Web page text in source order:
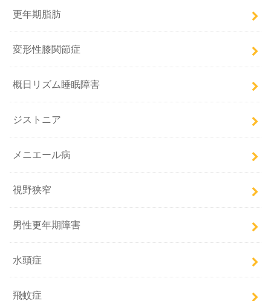
更年期脂肪
変形性膝関節症
概日リズム睡眠障害
ジストニア
メニエール病
視野狭窄
男性更年期障害
水頭症
飛蚊症